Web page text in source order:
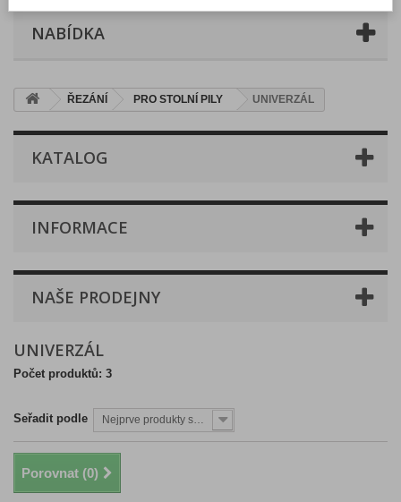
NABÍDKA
ŘEZÁNÍ PRO STOLNÍ PILY UNIVERZÁL
KATALOG
INFORMACE
NAŠE PRODEJNY
UNIVERZÁL
Počet produktů: 3
Seřadit podle
Porovnat (0)